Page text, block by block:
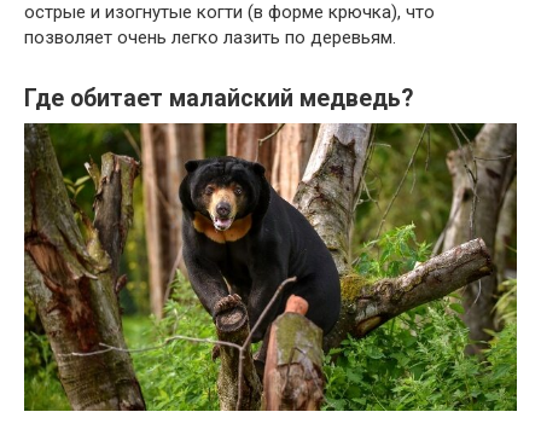
острые и изогнутые когти (в форме крючка), что
позволяет очень легко лазить по деревьям.
Где обитает малайский медведь?